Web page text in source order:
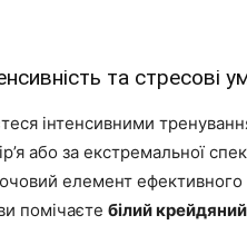
та стресові
інтенсивними
або за екстремальної
елемент ефективного
помічаєте білий